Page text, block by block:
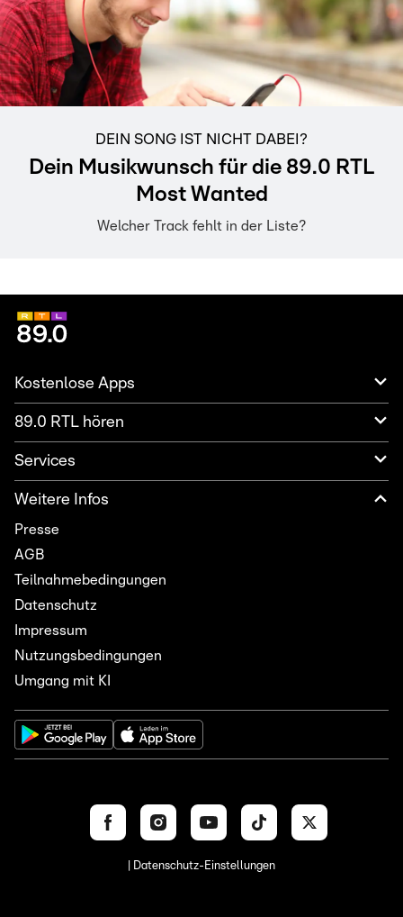
DEIN SONG IST NICHT DABEI?
Dein Musikwunsch für die 89.0 RTL
Most Wanted
Welcher Track fehlt in der Liste?
Kostenlose Apps
89.0 RTL hören
Services
Weitere Infos
Presse
AGB
Teilnahmebedingungen
Datenschutz
Impressum
Nutzungsbedingungen
Umgang mit KI
| Datenschutz-Einstellungen